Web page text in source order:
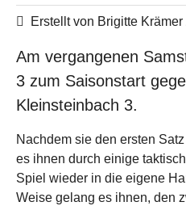
Erstellt von Brigitte Krämer
Am vergangenen
3 zum Saisonstart
Kleinsteinbach 3.
Nachdem sie den ersten
es ihnen durch einige
Spiel wieder in die eigene
Weise gelang es ihnen, den